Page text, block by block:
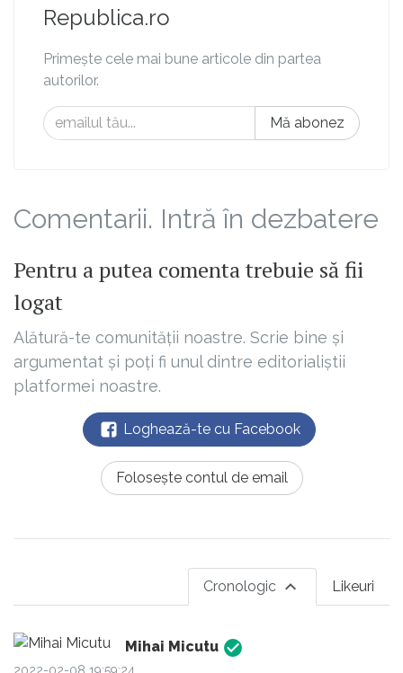
Republica.ro
Primește cele mai bune articole din partea
autorilor.
Mă abonez
Comentarii. Intră în dezbatere
Pentru a putea comenta trebuie să fii
logat
Alătură-te comunității noastre. Scrie bine și
argumentat și poți fi unul dintre editorialiștii
platformei noastre.
Loghează-te cu Facebook
Folosește contul de email
Likeuri
Cronologic
Mihai Micutu